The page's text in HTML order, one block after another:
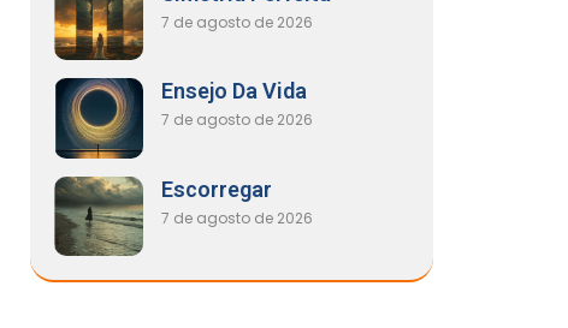
7 de agosto de 2026
Ensejo Da Vida
7 de agosto de 2026
Escorregar
7 de agosto de 2026